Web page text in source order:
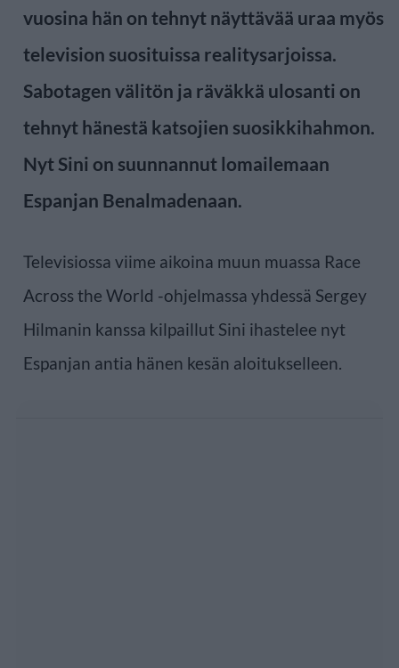
vuosina hän on tehnyt näyttävää uraa myös
television suosituissa realitysarjoissa.
Sabotagen välitön ja räväkkä ulosanti on
tehnyt hänestä katsojien suosikkihahmon.
Nyt Sini on suunnannut lomailemaan
Espanjan Benalmadenaan.
Televisiossa viime aikoina muun muassa Race
Across the World -ohjelmassa yhdessä Sergey
Hilmanin kanssa kilpaillut Sini ihastelee nyt
Espanjan antia hänen kesän aloitukselleen.